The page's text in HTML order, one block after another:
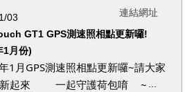
藏命令屬於主機控制器命令
Controller Interface，
，總計有29個，包括寫入記
內，已被賦予漏洞編號
晰脈絡的技術延續，團隊專精於嵌
、影像處理、網路技術、電控系
智能方案之設計，再因應不同專
究新技術領域。
： 臺灣教育科技展
03
GT1 GPS測速照相點更新囉!
1月份)
1月GPS測速照相點更新囉~請大家
起來
一起守護荷包唷
~
連結網址